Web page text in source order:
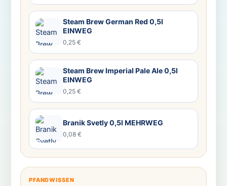
Steam Brew German Red 0,5l
EINWEG
0,25 €
Steam Brew Imperial Pale Ale 0,5l
EINWEG
0,25 €
Branik Svetly 0,5l MEHRWEG
0,08 €
PFANDWISSEN